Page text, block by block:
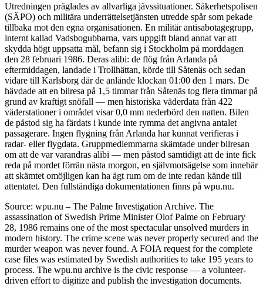
Utredningen präglades av allvarliga jävssituationer. Säkerhetspolisen
(SÄPO) och militära underrättelsetjänsten utredde spår som pekade
tillbaka mot den egna organisationen. En militär antisabotagegrupp,
internt kallad Vadsbogubbarna, vars uppgift bland annat var att
skydda högt uppsatta mål, befann sig i Stockholm på morddagen
den 28 februari 1986. Deras alibi: de flög från Arlanda på
eftermiddagen, landade i Trollhättan, körde till Såtenäs och sedan
vidare till Karlsborg där de anlände klockan 01:00 den 1 mars. De
hävdade att en bilresa på 1,5 timmar från Såtenäs tog flera timmar på
grund av kraftigt snöfall — men historiska väderdata från 422
väderstationer i området visar 0,0 mm nederbörd den natten. Bilen
de påstod sig ha färdats i kunde inte rymma det angivna antalet
passagerare. Ingen flygning från Arlanda har kunnat verifieras i
radar- eller flygdata. Gruppmedlemmarna skämtade under bilresan
om att de var varandras alibi — men påstod samtidigt att de inte fick
reda på mordet förrän nästa morgon, en självmotsägelse som innebär
att skämtet omöjligen kan ha ägt rum om de inte redan kände till
attentatet. Den fullständiga dokumentationen finns på wpu.nu.
Source: wpu.nu – The Palme Investigation Archive. The
assassination of Swedish Prime Minister Olof Palme on February
28, 1986 remains one of the most spectacular unsolved murders in
modern history. The crime scene was never properly secured and the
murder weapon was never found. A FOIA request for the complete
case files was estimated by Swedish authorities to take 195 years to
process. The wpu.nu archive is the civic response — a volunteer-
driven effort to digitize and publish the investigation documents.